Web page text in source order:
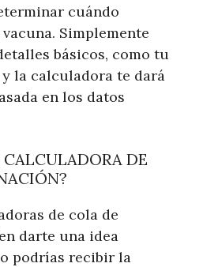
cuándo
Simplemente
básicos, como tu
la calculadora te dará
en los datos
CALCULADORA DE
de cola de
darte una idea
podrías recibir la